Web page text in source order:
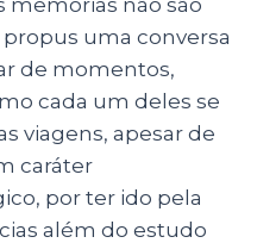
uma conversa
de momentos,
cada um deles se
viagens, apesar de
caráter
por ter ido pela
além do estudo